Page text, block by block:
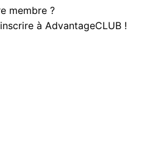
membre ?
à AdvantageCLUB !